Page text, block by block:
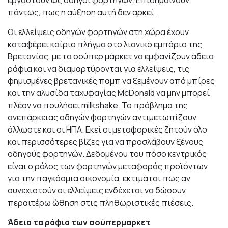
πάντως, πως η αύξηση αυτή δεν αρκεί.
Οι ελλείψεις οδηγών φορτηγών στη χώρα έχουν
καταφέρει καίριο πλήγμα στο λιανικό εμπόριο της
Βρετανίας, με τα σούπερ μάρκετ να εμφανίζουν άδεια
ράφια και να διαμαρτύρονται για ελλείψεις, τις
φημισμένες βρετανικές παμπ να ξεμένουν από μπίρες
και την αλυσίδα ταχυφαγίας McDonald να μην μπορεί
πλέον να πουλήσει milkshake. Το πρόβλημα της
ανεπάρκειας οδηγών φορτηγών αντιμετωπίζουν
άλλωστε και οι ΗΠΑ. Εκεί οι μεταφορικές ζητούν όλο
και περισσότερες βίζες για να προσλάβουν ξένους
οδηγούς φορτηγών. Δεδομένου του πόσο κεντρικός
είναι ο ρόλος των φορτηγών μεταφοράς προϊόντων
για την παγκόσμια οικονομία, εκτιμάται πως αν
συνεχιστούν οι ελλείψεις ενδέχεται να δώσουν
περαιτέρω ώθηση στις πληθωριστικές πιέσεις.
Άδεια τα ράφια των σούπερμαρκετ